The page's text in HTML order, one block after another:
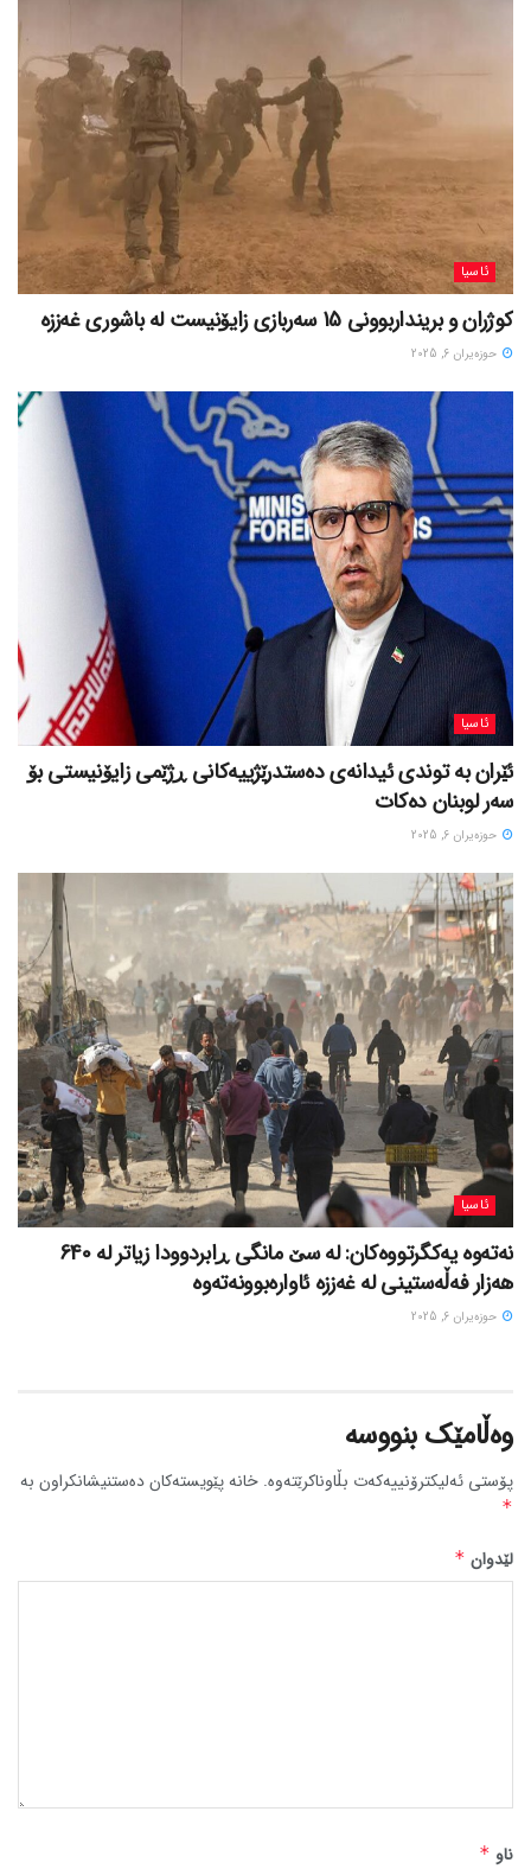
ئاسیا
کوژران و برینداربوونی 15 سەربازی زایۆنیست لە باشوری غەززە
حوزه‌یران 6, 2025
ئاسیا
ئێران بە توندی ئیدانەی دەستدرێژییەکانی ڕژێمی زایۆنیستی بۆ
سەر لوبنان دەکات
حوزه‌یران 6, 2025
ئاسیا
نەتەوە یەکگرتووەکان: لە سێ مانگی ڕابردوودا زیاتر لە 640
هەزار فەڵەستینی لە غەززە ئاوارەبوونەتەوە
حوزه‌یران 6, 2025
وەڵامێک بنووسە
پۆستی ئەلیکترۆنییەکەت بڵاوناکرێتەوە. خانە پێویستەکان دەستنیشانکراون بە
*
لێدوان *
ناو *